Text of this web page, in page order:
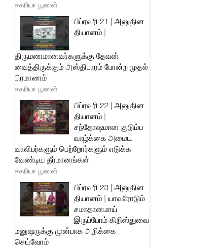
சகரியா பூணன்
பிப்ரவரி 21 | அனுதின
தியானம் |
திருமணமானவர்களுக்கு தேவன்
வைத்திருக்கும் அஸ்திபாரம் போன்ற முதல்
பிரமாணம்
சகரியா பூணன்
பிப்ரவரி 22 | அனுதின
தியானம் |
சந்தோஷமான குடும்ப
வாழ்க்கை அமைய
வாலிபர்களும் பெற்றோர்களும் எடுக்க
வேண்டிய தீர்மானங்கள்
சகரியா பூணன்
பிப்ரவரி 23 | அனுதின
தியானம் | யாவரோடும்
சமாதானமாய்
இருப்போம் கிறிஸ்துவை
மனுஷருக்கு முன்பாக அறிக்கை
செய்வோம்